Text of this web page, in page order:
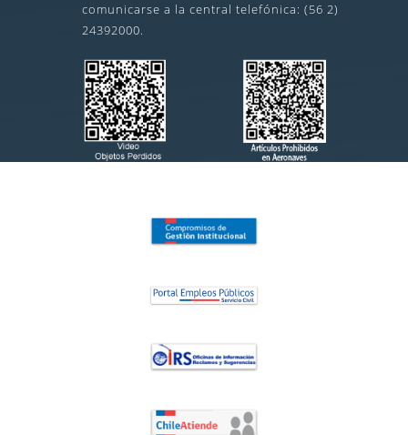
comunicarse a la central telefónica: (56 2)
24392000.